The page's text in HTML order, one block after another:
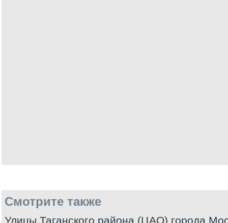
Смотрите также
Улицы Таганского района (ЦАО) города